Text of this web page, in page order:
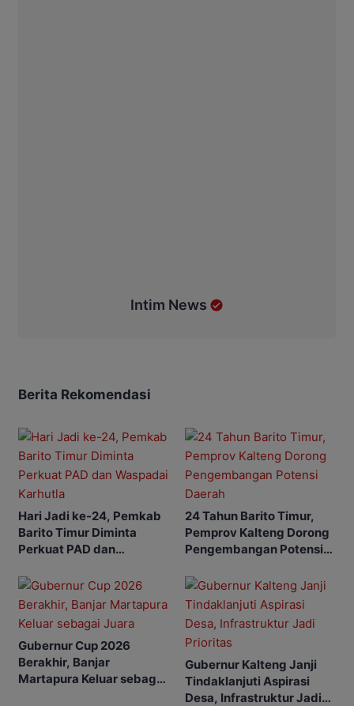
Intim News
Berita Rekomendasi
Hari Jadi ke-24, Pemkab
Barito Timur Diminta
Perkuat PAD dan
24 Tahun Barito Timur,
Pemprov Kalteng Dorong
Pengembangan Potensi
Gubernur Cup 2026
Berakhir, Banjar
Martapura Keluar sebagai
Gubernur Kalteng Janji
Tindaklanjuti Aspirasi
Desa, Infrastruktur Jadi